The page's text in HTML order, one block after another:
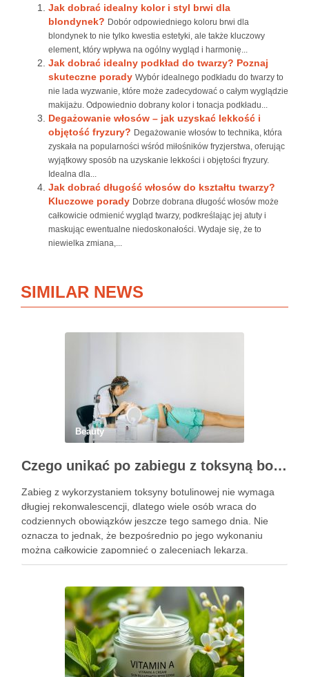
Jak dobrać idealny kolor i styl brwi dla
blondynek? Dobór odpowiedniego koloru brwi dla
blondynek to nie tylko kwestia estetyki, ale także kluczowy
element, który wpływa na ogólny wygląd i harmonię...
Jak dobrać idealny podkład do twarzy? Poznaj
skuteczne porady Wybór idealnego podkładu do twarzy to
nie lada wyzwanie, które może zadecydować o całym wyglądzie
makijażu. Odpowiednio dobrany kolor i tonacja podkładu...
Degażowanie włosów – jak uzyskać lekkość i
objętość fryzury? Degażowanie włosów to technika, która
zyskała na popularności wśród miłośników fryzjerstwa, oferując
wyjątkowy sposób na uzyskanie lekkości i objętości fryzury.
Idealna dla...
Jak dobrać długość włosów do kształtu twarzy?
Kluczowe porady Dobrze dobrana długość włosów może
całkowicie odmienić wygląd twarzy, podkreślając jej atuty i
maskując ewentualne niedoskonałości. Wydaje się, że to
niewielka zmiana,...
SIMILAR NEWS
Beauty
Czego unikać po zabiegu z toksyną botulinową?
Zabieg z wykorzystaniem toksyny botulinowej nie wymaga
długiej rekonwalescencji, dlatego wiele osób wraca do
codziennych obowiązków jeszcze tego samego dnia. Nie
oznacza to jednak, że bezpośrednio po jego wykonaniu
można całkowicie zapomnieć o zaleceniach lekarza.
Pierwsze godziny i dni po zabiegu mają znaczenie dla